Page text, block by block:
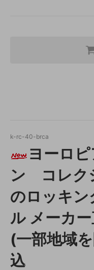
k-rc-40-brca
ヨーロ
ン コレク
のロッキン
ル メーカ
(一部地域
込